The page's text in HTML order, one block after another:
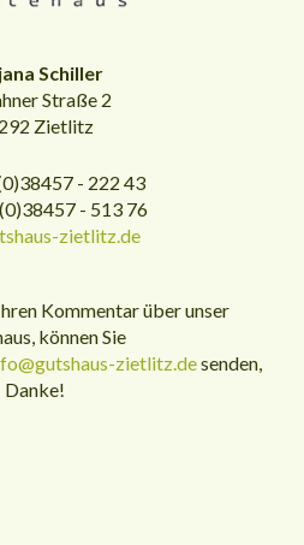
Schiller
Straße 2
Zietlitz
- 222 43
- 513 76
zietlitz.de
Kommentar über unser
können Sie
zietlitz.desenden,
Danke!